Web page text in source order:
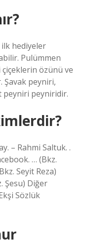
hediyeler
Pulümmen
özünü ve
Şavak peyniri,
peyniri peyniridir.
– Rahmi Saltuk. .
… (Bkz.
Seyit Reza)
Şesu) Diğer
Sözlük